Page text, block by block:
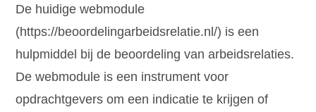
De huidige webmodule
(https://beoordelingarbeidsrelatie.nl/) is een
hulpmiddel bij de beoordeling van arbeidsrelaties.
De webmodule is een instrument voor
opdrachtgevers om een indicatie te krijgen of